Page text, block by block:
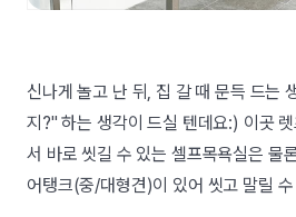
신나게 놀고 난 뒤, 집 갈 때 문득 드는
지?" 하는 생각이 드실 텐데요:) 이곳
서 바로 씻길 수 있는 셀프목욕실은 물
어탱크(중/대형견)이 있어 씻고 말릴